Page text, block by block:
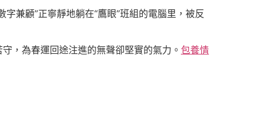
兼顧”正寧靜地躺在“鷹眼”班組的電腦里，被反
，為春運回途注進的無聲卻堅實的氣力。 包養情